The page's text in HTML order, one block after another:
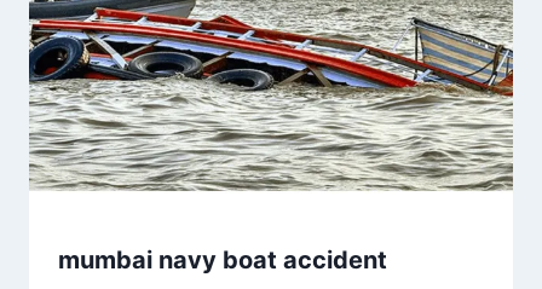
mumbai navy boat accident